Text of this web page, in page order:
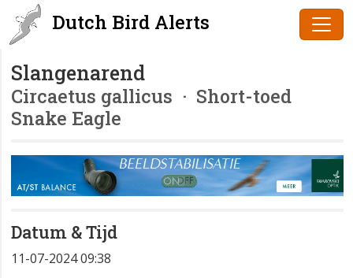
Dutch Bird Alerts
Slangenarend
Circaetus gallicus · Short-toed
Snake Eagle
Datum & Tijd
11-07-2024 09:38